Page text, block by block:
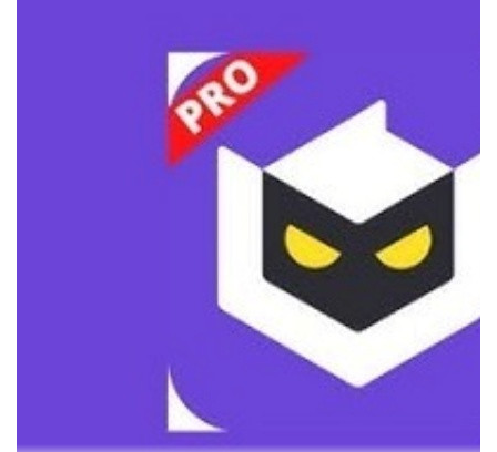
Lulubox Pro có chức năng khác không?